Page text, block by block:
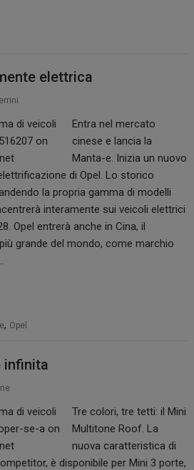
elettrica
Entra nel mercato
cinese e lancia la
Manta-e. Inizia un nuovo
di Opel. Lo storico
la propria gamma di modelli
interamente sui veicoli elettrici
Opel entrerà anche in Cina, il
grande del mondo, come marchio
, Opel
infinita
Tre colori, tre tetti: il Mini
Multitone Roof. La
nuova caratteristica di
è disponibile per Mini 3 porte,